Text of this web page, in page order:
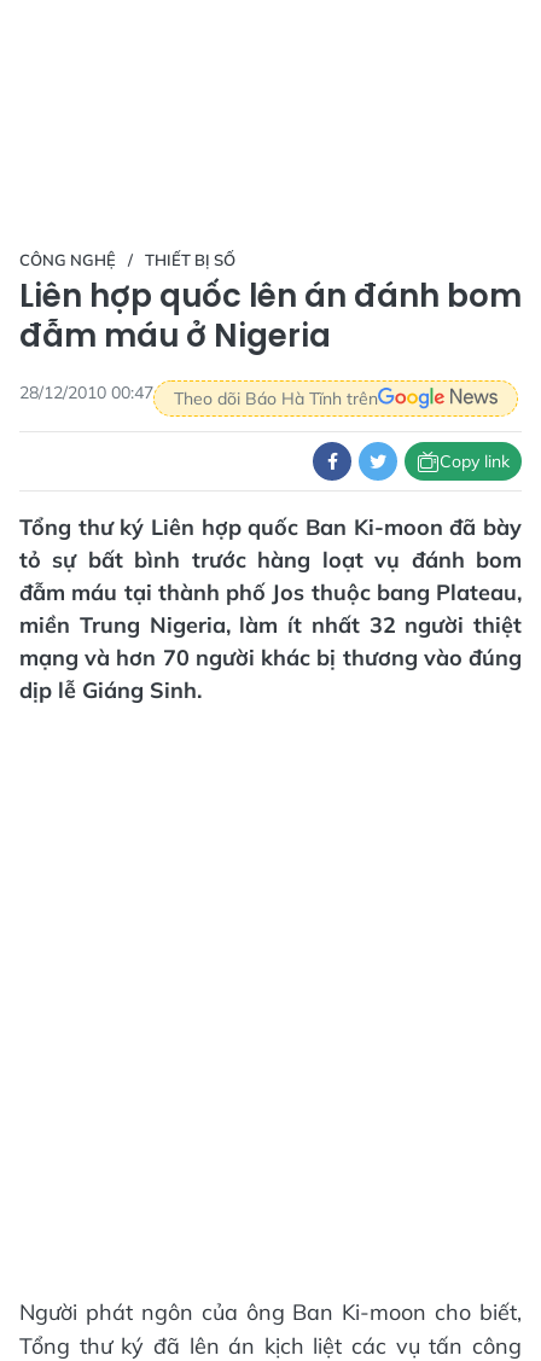
CÔNG NGHỆ THIẾT BỊ SỐ
Liên hợp quốc lên án đánh bom
đẫm máu ở Nigeria
28/12/2010 00:47 Theo dõi Báo Hà Tĩnh trên
Copy link
Tổng thư ký Liên hợp quốc Ban Ki-moon đã bày
tỏ sự bất bình trước hàng loạt vụ đánh bom
đẫm máu tại thành phố Jos thuộc bang Plateau,
miền Trung Nigeria, làm ít nhất 32 người thiệt
mạng và hơn 70 người khác bị thương vào đúng
dịp lễ Giáng Sinh.
Người phát ngôn của ông Ban Ki-moon cho biết,
Tổng thư ký đã lên án kịch liệt các vụ tấn công